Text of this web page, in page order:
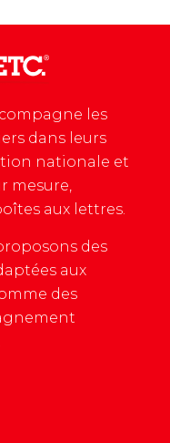
les
dans leurs
nationale et
mesure,
aux lettres.
des
aux
des